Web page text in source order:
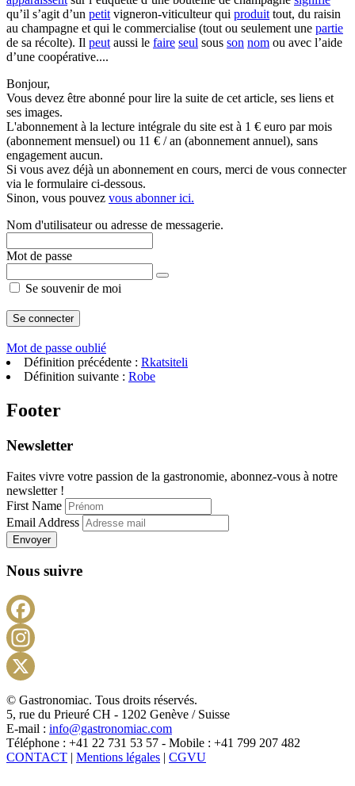
qu’il s’agit d’un petit vigneron-viticulteur qui produit tout, du raisin
au champagne et qui le commercialise (tout ou seulement une partie
de sa récolte). Il peut aussi le faire seul sous son nom ou avec l’aide
d’une coopérative....
Bonjour,
Vous devez être abonné pour lire la suite de cet article, ses liens et
ses images.
L'abonnement à la lecture intégrale du site est à 1 € euro par mois
(abonnement mensuel) ou 11 € / an (abonnement annuel), sans
engagement aucun.
Si vous avez déjà un abonnement en cours, merci de vous connecter
via le formulaire ci-dessous.
Sinon, vous pouvez vous abonner ici.
Nom d'utilisateur ou adresse de messagerie.
Mot de passe
Se souvenir de moi
Mot de passe oublié
Définition précédente : Rkatsiteli
Définition suivante : Robe
Footer
Newsletter
Faites vivre votre passion de la gastronomie, abonnez-vous à notre
newsletter !
First Name
Email Address
Envoyer
Nous suivre
X
© Gastronomiac. Tous droits réservés.
5, rue du Prieuré CH - 1202 Genève / Suisse
E-mail : info@gastronomiac.com
Téléphone : +41 22 731 53 57 - Mobile : +41 799 207 482
CONTACT | Mentions légales | CGVU